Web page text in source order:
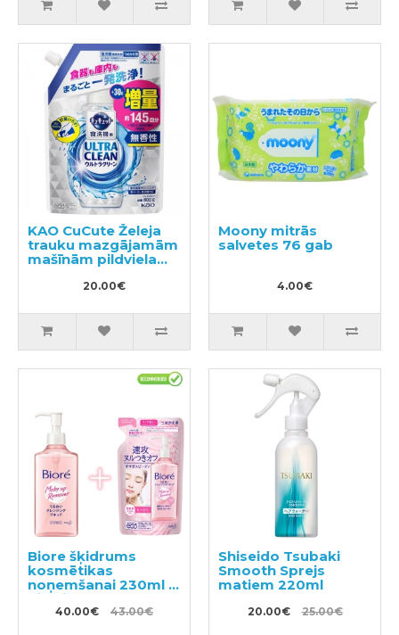
KAO CuCute Želeja
trauku mazgājamām
mašīnām pildviela
20.00€
Moony mitrās
salvetes 76 gab
4.00€
Biore šķidrums
kosmētikas
noņemšanai 230ml +
pildviela 210ml
40.00€ 43.00€
Shiseido Tsubaki
Smooth Sprejs
matiem 220ml
20.00€ 25.00€